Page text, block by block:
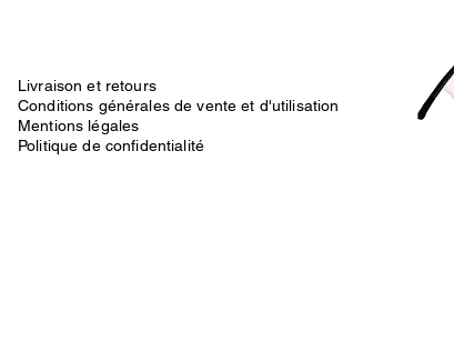
Livraison et retours
Conditions générales de vente et d'utilisation
Mentions légales
Politique de confidentialité